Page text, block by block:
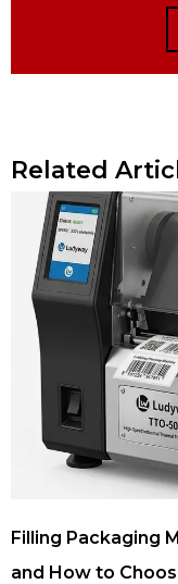
Related
Filling Packaging
and How to